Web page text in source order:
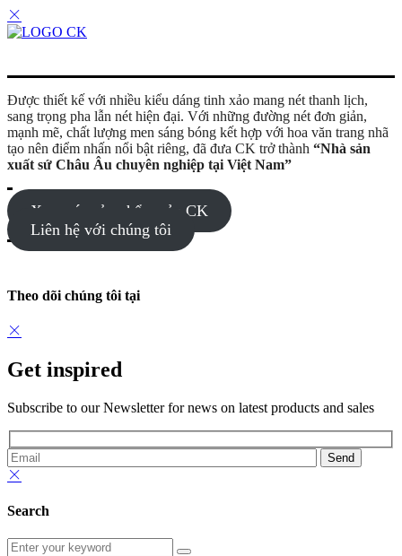
Được thiết kế với nhiều kiểu dáng tinh xảo mang nét thanh lịch,
sang trọng pha lẫn nét hiện đại. Với những đường nét đơn giản,
mạnh mẽ, chất lượng men sáng bóng kết hợp với hoa văn trang nhã
tạo nên điểm nhấn nổi bật riêng, đã đưa CK trở thành “Nhà sản
xuất sứ Châu Âu chuyên nghiệp tại Việt Nam”
Xem các sản phẩm của CK
Liên hệ với chúng tôi
Theo dõi chúng tôi tại
Get inspired
Subscribe to our Newsletter for news on latest products and sales
Search